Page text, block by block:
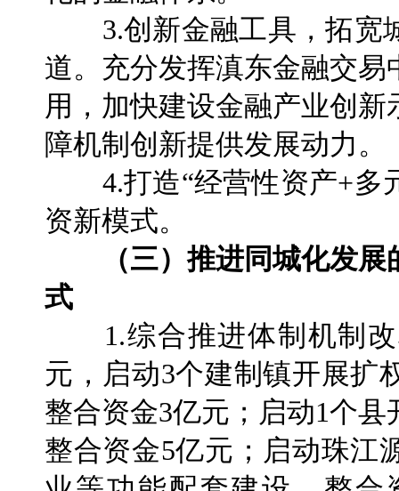
3.创新金融工具，拓宽
道。充分发挥滇东金融交
用，加快建设金融产业创
障机制创新提供发展动力。
4.打造“经营性资产+多
资新模式。
（三）推进同城化发
式
1.综合推进体制机制改
元，启动3个建制镇开展扩
整合资金3亿元；启动1个
整合资金5亿元；启动珠江